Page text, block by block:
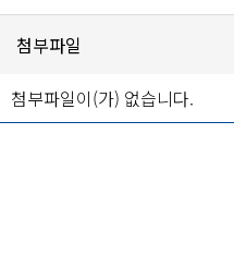
첨부파일
첨부파일이(가) 없습니다.